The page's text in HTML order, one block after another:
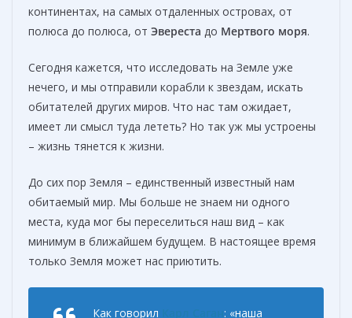
континентах, на самых отдаленных островах, от
полюса до полюса, от Эвереста до Мертвого моря.
Сегодня кажется, что исследовать на Земле уже
нечего, и мы отправили корабли к звездам, искать
обитателей других миров. Что нас там ожидает,
имеет ли смысл туда лететь? Но так уж мы устроены
– жизнь тянется к жизни.
До сих пор Земля – единственный известный нам
обитаемый мир. Мы больше не знаем ни одного
места, куда мог бы переселиться наш вид – как
минимум в ближайшем будущем. В настоящее время
только Земля может нас приютить.
Как говорил : «наша